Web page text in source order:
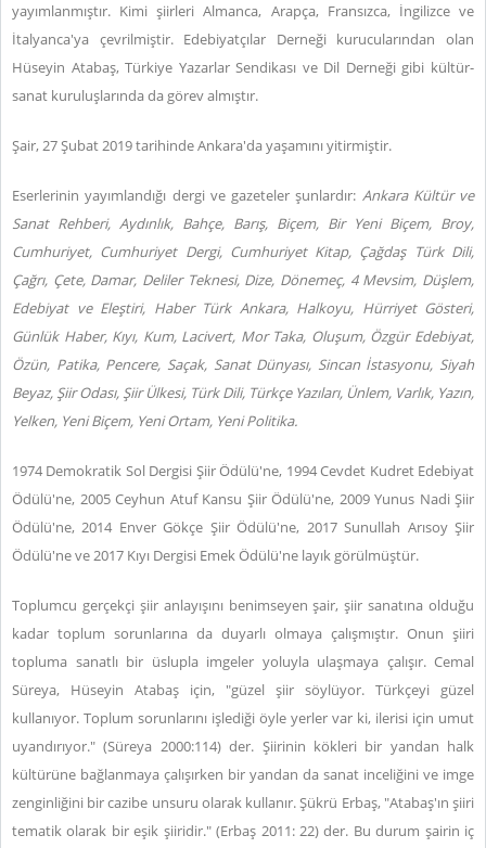
yayımlanmıştır. Kimi şiirleri Almanca, Arapça, Fransızca, İngilizce ve
İtalyanca'ya çevrilmiştir. Edebiyatçılar Derneği kurucularından olan
Hüseyin Atabaş, Türkiye Yazarlar Sendikası ve Dil Derneği gibi kültür-
sanat kuruluşlarında da görev almıştır.
Şair, 27 Şubat 2019 tarihinde Ankara'da yaşamını yitirmiştir.
Eserlerinin yayımlandığı dergi ve gazeteler şunlardır: Ankara Kültür ve
Sanat Rehberi, Aydınlık, Bahçe, Barış, Biçem, Bir Yeni Biçem, Broy,
Cumhuriyet, Cumhuriyet Dergi, Cumhuriyet Kitap, Çağdaş Türk Dili,
Çağrı, Çete, Damar, Deliler Teknesi, Dize, Dönemeç, 4 Mevsim, Düşlem,
Edebiyat ve Eleştiri, Haber Türk Ankara, Halkoyu, Hürriyet Gösteri,
Günlük Haber, Kıyı, Kum, Lacivert, Mor Taka, Oluşum, Özgür Edebiyat,
Özün, Patika, Pencere, Saçak, Sanat Dünyası, Sincan İstasyonu, Siyah
Beyaz, Şiir Odası, Şiir Ülkesi, Türk Dili, Türkçe Yazıları, Ünlem, Varlık, Yazın,
Yelken, Yeni Biçem, Yeni Ortam, Yeni Politika.
1974 Demokratik Sol Dergisi Şiir Ödülü'ne, 1994 Cevdet Kudret Edebiyat
Ödülü'ne, 2005 Ceyhun Atuf Kansu Şiir Ödülü'ne, 2009 Yunus Nadi Şiir
Ödülü'ne, 2014 Enver Gökçe Şiir Ödülü'ne, 2017 Sunullah Arısoy Şiir
Ödülü'ne ve 2017 Kıyı Dergisi Emek Ödülü'ne layık görülmüştür.
Toplumcu gerçekçi şiir anlayışını benimseyen şair, şiir sanatına olduğu
kadar toplum sorunlarına da duyarlı olmaya çalışmıştır. Onun şiiri
topluma sanatlı bir üslupla imgeler yoluyla ulaşmaya çalışır. Cemal
Süreya, Hüseyin Atabaş için, "güzel şiir söylüyor. Türkçeyi güzel
kullanıyor. Toplum sorunlarını işlediği öyle yerler var ki, ilerisi için umut
uyandırıyor." (Süreya 2000:114) der. Şiirinin kökleri bir yandan halk
kültürüne bağlanmaya çalışırken bir yandan da sanat inceliğini ve imge
zenginliğini bir cazibe unsuru olarak kullanır. Şükrü Erbaş, "Atabaş'ın şiiri
tematik olarak bir eşik şiiridir." (Erbaş 2011: 22) der. Bu durum şairin iç